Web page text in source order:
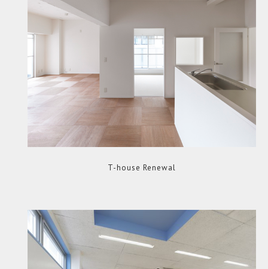
T-house Renewal